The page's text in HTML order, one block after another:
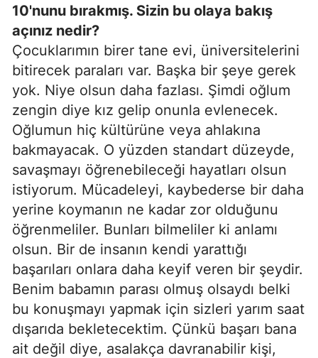
10'nunu bırakmış. Sizin bu olaya bakış
açınız nedir?
Çocuklarımın birer tane evi, üniversitelerini
bitirecek paraları var. Başka bir şeye gerek
yok. Niye olsun daha fazlası. Şimdi oğlum
zengin diye kız gelip onunla evlenecek.
Oğlumun hiç kültürüne veya ahlakına
bakmayacak. O yüzden standart düzeyde,
savaşmayı öğrenebileceği hayatları olsun
istiyorum. Mücadeleyi, kaybederse bir daha
yerine koymanın ne kadar zor olduğunu
öğrenmeliler. Bunları bilmeliler ki anlamı
olsun. Bir de insanın kendi yarattığı
başarıları onlara daha keyif veren bir şeydir.
Benim babamın parası olmuş olsaydı belki
bu konuşmayı yapmak için sizleri yarım saat
dışarıda bekletecektim. Çünkü başarı bana
ait değil diye, asalakça davranabilir kişi,